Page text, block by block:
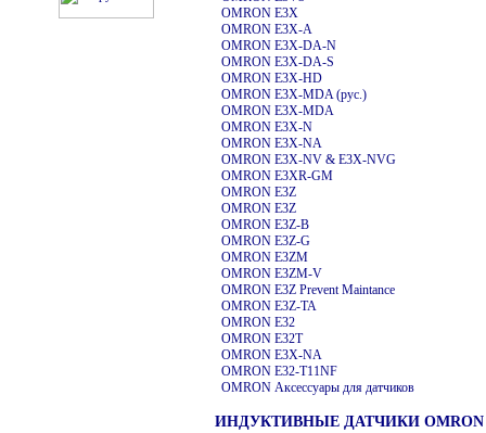
OMRON E3X
OMRON E3X-A
OMRON E3X-DA-N
OMRON E3X-DA-S
OMRON E3X-HD
OMRON E3X-MDA (рус.)
OMRON E3X-MDA
OMRON E3X-N
OMRON E3X-NA
OMRON E3X-NV & E3X-NVG
OMRON E3XR-GM
OMRON E3Z
OMRON E3Z
OMRON E3Z-B
OMRON E3Z-G
OMRON E3ZM
OMRON E3ZM-V
OMRON E3Z Prevent Maintance
OMRON E3Z-TA
OMRON E32
OMRON E32T
OMRON E3X-NA
OMRON E32-T11NF
OMRON Аксессуары для датчиков
ИНДУКТИВНЫЕ ДАТЧИКИ OMRON